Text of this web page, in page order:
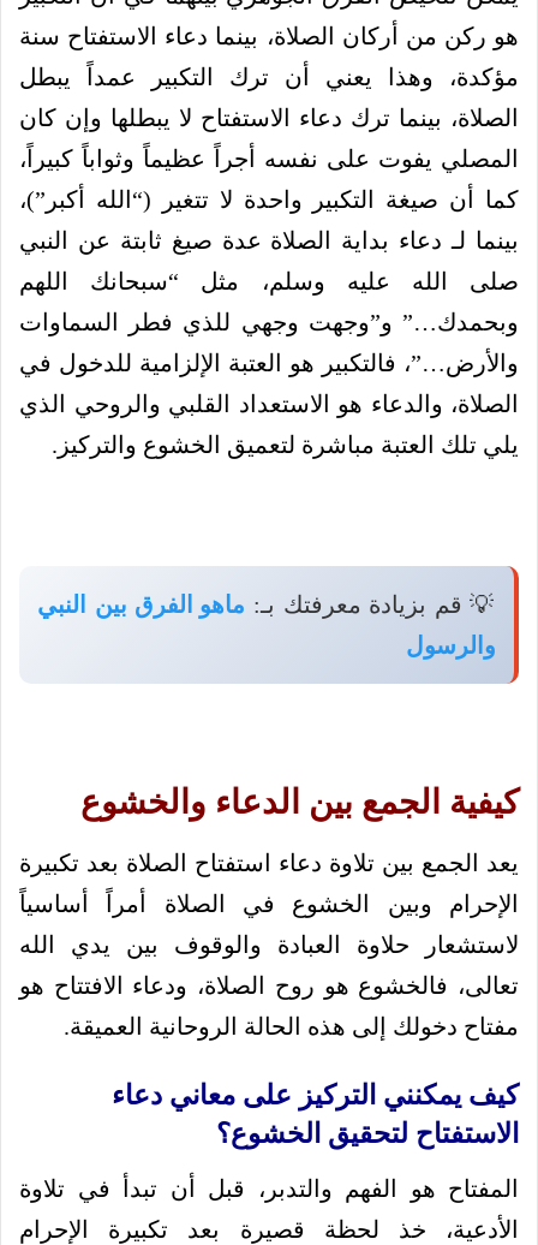
هو ركن من أركان الصلاة، بينما دعاء الاستفتاح سنة
مؤكدة، وهذا يعني أن ترك التكبير عمداً يبطل
الصلاة، بينما ترك دعاء الاستفتاح لا يبطلها وإن كان
المصلي يفوت على نفسه أجراً عظيماً وثواباً كبيراً،
كما أن صيغة التكبير واحدة لا تتغير (“الله أكبر”)،
بينما لـ دعاء بداية الصلاة عدة صيغ ثابتة عن النبي
صلى الله عليه وسلم، مثل “سبحانك اللهم
وبحمدك…” و”وجهت وجهي للذي فطر السماوات
والأرض…”، فالتكبير هو العتبة الإلزامية للدخول في
الصلاة، والدعاء هو الاستعداد القلبي والروحي الذي
يلي تلك العتبة مباشرة لتعميق الخشوع والتركيز.
💡 قم بزيادة معرفتك بـ: ماهو الفرق بين النبي
والرسول
كيفية الجمع بين الدعاء والخشوع
يعد الجمع بين تلاوة دعاء استفتاح الصلاة بعد تكبيرة
الإحرام وبين الخشوع في الصلاة أمراً أساسياً
لاستشعار حلاوة العبادة والوقوف بين يدي الله
تعالى، فالخشوع هو روح الصلاة، ودعاء الافتتاح هو
مفتاح دخولك إلى هذه الحالة الروحانية العميقة.
كيف يمكنني التركيز على معاني دعاء
الاستفتاح لتحقيق الخشوع؟
المفتاح هو الفهم والتدبر، قبل أن تبدأ في تلاوة
الأدعية، خذ لحظة قصيرة بعد تكبيرة الإحرام